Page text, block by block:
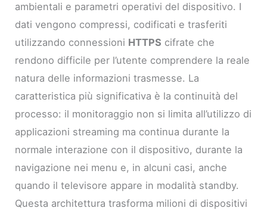
ambientali e parametri operativi del dispositivo. I
dati vengono compressi, codificati e trasferiti
utilizzando connessioni HTTPS cifrate che
rendono difficile per l’utente comprendere la reale
natura delle informazioni trasmesse. La
caratteristica più significativa è la continuità del
processo: il monitoraggio non si limita all’utilizzo di
applicazioni streaming ma continua durante la
normale interazione con il dispositivo, durante la
navigazione nei menu e, in alcuni casi, anche
quando il televisore appare in modalità standby.
Questa architettura trasforma milioni di dispositivi